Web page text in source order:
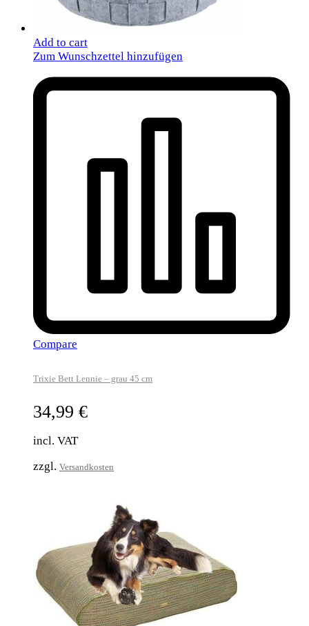
Add to cart
Zum Wunschzettel hinzufügen
Compare
Trixie Bett Lennie – grau 45 cm
34,99 €
incl. VAT
zzgl. Versandkosten